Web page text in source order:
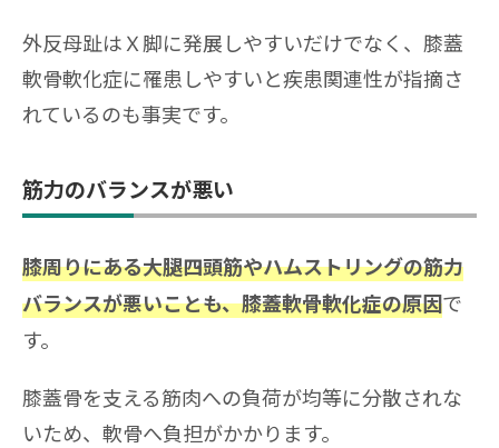
外反母趾はＸ脚に発展しやすいだけでなく、膝蓋
軟骨軟化症に罹患しやすいと疾患関連性が指摘さ
れているのも事実です。
筋力のバランスが悪い
膝周りにある大腿四頭筋やハムストリングの筋力
バランスが悪いことも、膝蓋軟骨軟化症の原因で
す。
膝蓋骨を支える筋肉への負荷が均等に分散されな
いため、軟骨へ負担がかかります。